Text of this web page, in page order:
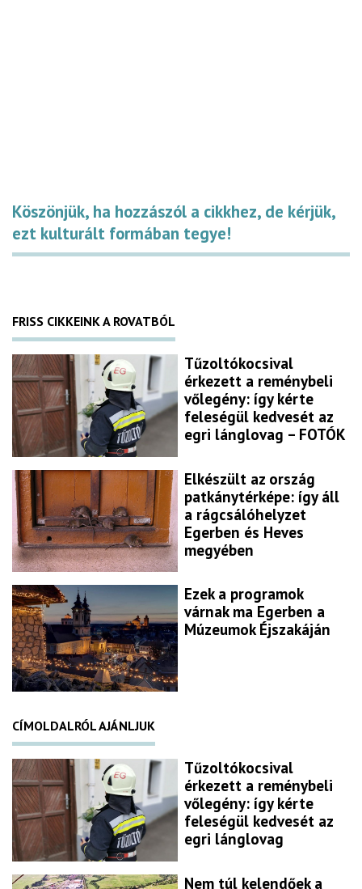
Köszönjük, ha hozzászól a cikkhez, de kérjük,
ezt kulturált formában tegye!
FRISS CIKKEINK A ROVATBÓL
Tűzoltókocsival
érkezett a reménybeli
vőlegény: így kérte
feleségül kedvesét az
egri lánglovag – FOTÓK
Elkészült az ország
patkánytérképe: így áll
a rágcsálóhelyzet
Egerben és Heves
megyében
Ezek a programok
várnak ma Egerben a
Múzeumok Éjszakáján
CÍMOLDALRÓL AJÁNLJUK
Tűzoltókocsival
érkezett a reménybeli
vőlegény: így kérte
feleségül kedvesét az
egri lánglovag
Nem túl kelendőek a